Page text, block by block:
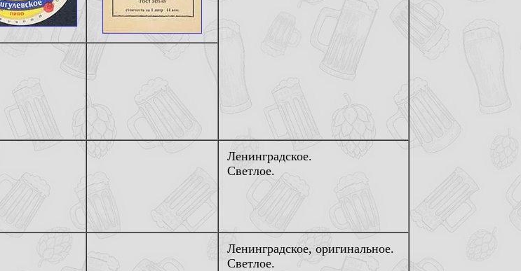
Ленинградское.
Светлое.
Ленинградское, оригинальное.
Светлое.